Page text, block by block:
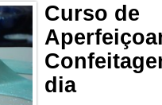
Curso de
dia